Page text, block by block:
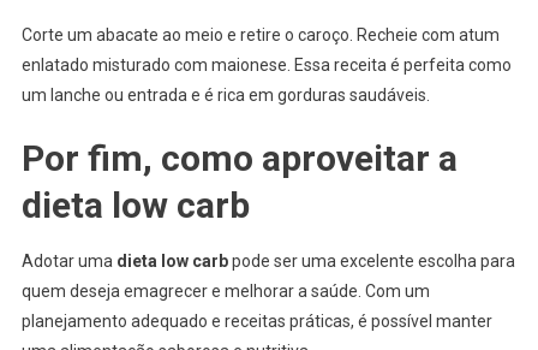
Corte um abacate ao meio e retire o caroço. Recheie com atum
enlatado misturado com maionese. Essa receita é perfeita como
um lanche ou entrada e é rica em gorduras saudáveis.
Por fim, como aproveitar a
dieta low carb
Adotar uma dieta low carbpode ser uma excelente escolha para
quem deseja emagrecer e melhorar a saúde. Com um
planejamento adequado e receitas práticas, é possível manter